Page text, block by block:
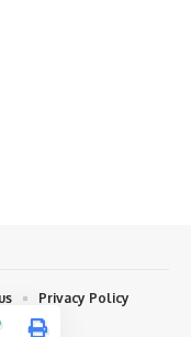
Privacy Policy